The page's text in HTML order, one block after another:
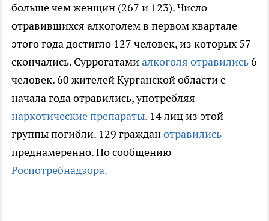
больше чем женщин (267 и 123). Число
отравившихся алкоголем в первом квартале
этого года достигло 127 человек, из которых 57
скончались. Суррогатамиалкоголя отравились6
человек. 60 жителей Курганской области с
начала года отравились, употребляя
наркотические препараты. 14 лиц из этой
группы погибли. 129 гражданотравились
преднамеренно. По сообщению
Роспотребнадзора.